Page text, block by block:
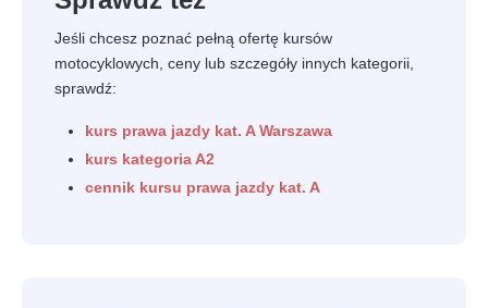
Jeśli chcesz poznać pełną ofertę kursów
motocyklowych, ceny lub szczegóły innych kategorii,
sprawdź:
kurs prawa jazdy kat. A Warszawa
kurs kategoria A2
cennik kursu prawa jazdy kat. A